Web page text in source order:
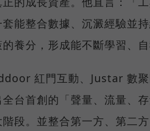
能整合數據、沉澱經驗並
養分，形成能不斷學習、自
紅門互動、Justar 數
台首創的「聲量、流量、
段。並整合第一方、第二